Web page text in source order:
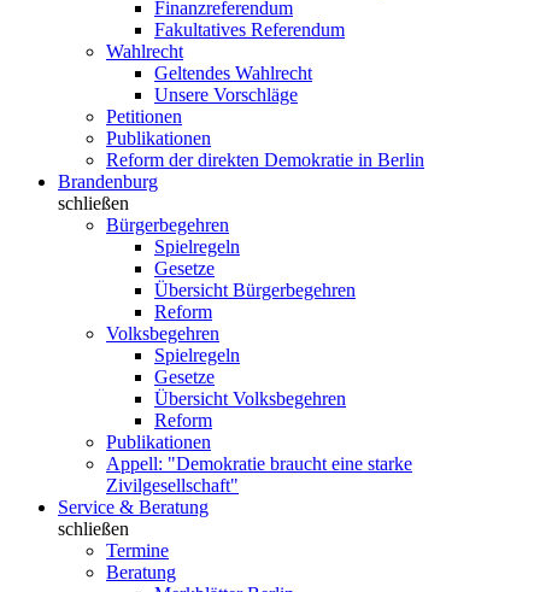
Finanzreferendum
Fakultatives Referendum
Wahlrecht
Geltendes Wahlrecht
Unsere Vorschläge
Petitionen
Publikationen
Reform der direkten Demokratie in Berlin
Brandenburg
schließen
Bürgerbegehren
Spielregeln
Gesetze
Übersicht Bürgerbegehren
Reform
Volksbegehren
Spielregeln
Gesetze
Übersicht Volksbegehren
Reform
Publikationen
Appell: "Demokratie braucht eine starke
Zivilgesellschaft"
Service & Beratung
schließen
Termine
Beratung